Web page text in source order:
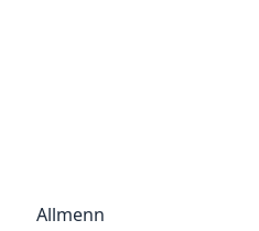
Allmenn tilgang